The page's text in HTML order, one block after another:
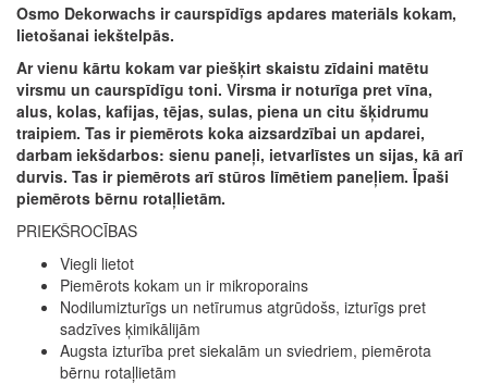
Osmo Dekorwachs ir caurspīdīgs apdares materiāls kokam,
lietošanai iekštelpās.
Ar vienu kārtu kokam var piešķirt skaistu zīdaini matētu
virsmu un caurspīdīgu toni. Virsma ir noturīga pret vīna,
alus, kolas, kafijas, tējas, sulas, piena un citu šķidrumu
traipiem. Tas ir piemērots koka aizsardzībai un apdarei,
darbam iekšdarbos: sienu paneļi, ietvarlīstes un sijas, kā arī
durvis. Tas ir piemērots arī stūros līmētiem paneļiem. Īpaši
piemērots bērnu rotaļlietām.
PRIEKŠROCĪBAS
Viegli lietot
Piemērots kokam un ir mikroporains
Nodilumizturīgs un netīrumus atgrūdošs, izturīgs pret
sadzīves ķimikālijām
Augsta izturība pret siekalām un sviedriem, piemērota
bērnu rotaļlietām